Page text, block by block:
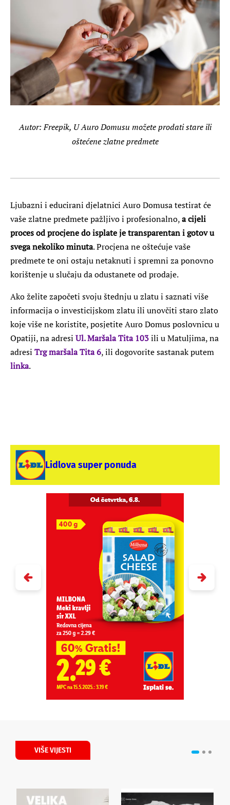
Autor: Freepik, U Auro Domusu možete prodati stare ili
oštećene zlatne predmete
Ljubazni i educirani djelatnici Auro Domusa testirat će
vaše zlatne predmete pažljivo i profesionalno,a cijeli
proces od procjene do isplate je transparentan i gotov u
svega nekoliko minuta. Procjena ne oštećuje vaše
predmete te oni ostaju netaknuti i spremni za ponovno
korištenje u slučaju da odustanete od prodaje.
Ako želite započeti svoju štednju u zlatu i saznati više
informacija o investicijskom zlatu ili unovčiti staro zlato
koje više ne koristite, posjetite Auro Domus poslovnicu u
Opatiji, na adresi Ul. Maršala Tita 103ili u Matuljima, na
adresi Trg maršala Tita 6, ili dogovorite sastanak putem
linka.
Lidlova super ponuda
VIŠE VIJESTI